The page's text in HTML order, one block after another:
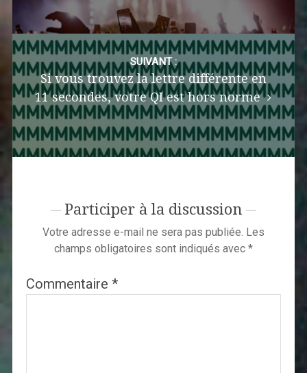
SUIVANT :
Si vous trouvez la lettre différente en
11 secondes, votre QI est hors norme
Participer à la discussion
Votre adresse e-mail ne sera pas publiée. Les
champs obligatoires sont indiqués avec *
Commentaire *